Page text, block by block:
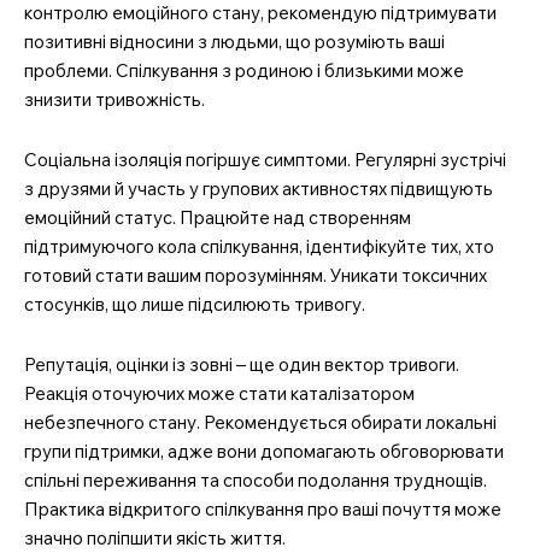
контролю емоційного стану, рекомендую підтримувати
позитивні відносини з людьми, що розуміють ваші
проблеми. Спілкування з родиною і близькими може
знизити тривожність.
Соціальна ізоляція погіршує симптоми. Регулярні зустрічі
з друзями й участь у групових активностях підвищують
емоційний статус. Працюйте над створенням
підтримуючого кола спілкування, ідентифікуйте тих, хто
готовий стати вашим порозумінням. Уникати токсичних
стосунків, що лише підсилюють тривогу.
Репутація, оцінки із зовні – ще один вектор тривоги.
Реакція оточуючих може стати каталізатором
небезпечного стану. Рекомендується обирати локальні
групи підтримки, адже вони допомагають обговорювати
спільні переживання та способи подолання труднощів.
Практика відкритого спілкування про ваші почуття може
значно поліпшити якість життя.